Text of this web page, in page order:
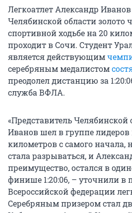
Легкоатлет Александр
Челябинской области золото
спортивной ходьбе на 20
проходит в Сочи. Студент
является действующим
серебряным медалистом
преодолел дистанцию за
служба ВФЛА.
«Представитель Челябинской
Иванов шел в группе
километров с самого начала,
стала разрываться, и
преимущество, остался в
финише 1:20:06, – уточнили в
Всероссийской федерации
Серебряным призером стал